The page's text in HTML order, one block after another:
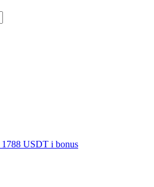
1788 USDT i bonus